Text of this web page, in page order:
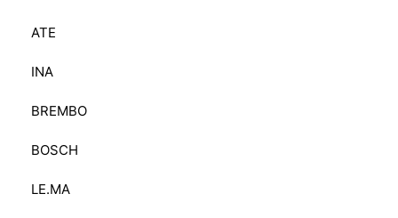
ATE
INA
BREMBO
BOSCH
LE.MA